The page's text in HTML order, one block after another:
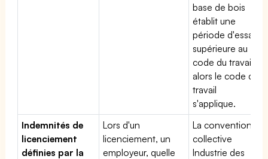
base de bois
établit une
période d'essai
supérieure au
code du travail,
alors le code du
travail
s'applique.
Indemnités de
licenciement
définies par la
Lors d'un
licenciement, un
employeur, quelle
La convention
collective
Industrie des